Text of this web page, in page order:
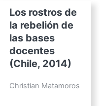
Los rostros de
la rebelión de
las bases
docentes
(Chile, 2014)
Christian Matamoros